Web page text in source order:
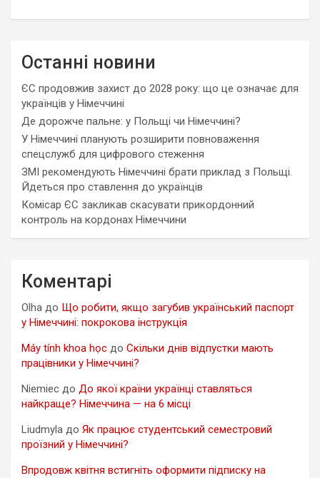
Останні новини
ЄС продовжив захист до 2028 року: що це означає для
українців у Німеччині
Де дорожче пальне: у Польщі чи Німеччині?
У Німеччині планують розширити повноваження
спецслужб для цифрового стеження
ЗМІ рекомендують Німеччині брати приклад з Польщі.
Йдеться про ставлення до українців
Комісар ЄС закликав скасувати прикордонний
контроль на кордонах Німеччини
Коментарі
Olha до Що робити, якщо загубив український паспорт
у Німеччині: покрокова інструкція
Máy tính khoa học до Скільки днів відпустки мають
працівники у Німеччині?
Niemiec до До якої країни українці ставляться
найкраще? Німеччина — на 6 місці
Liudmyla до Як працює студентський семестровий
проїзний у Німеччині?
Впродовж квітня встигніть оформити підписку на